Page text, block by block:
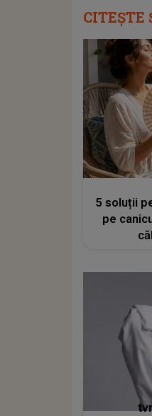
CITEȘTE
5 soluții
pe